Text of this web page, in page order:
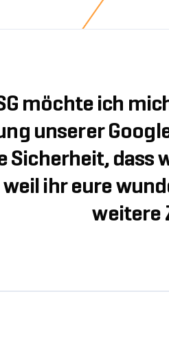
möchte ich
unserer
Sicherheit, dass
weil ihr eure
weitere